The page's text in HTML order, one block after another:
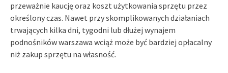
przeważnie kaucję oraz koszt użytkowania sprzętu przez
określony czas. Nawet przy skomplikowanych działaniach
trwających kilka dni, tygodni lub dłużej wynajem
podnośników warszawa wciąż może być bardziej opłacalny
niż zakup sprzętu na własność.